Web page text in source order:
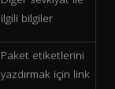
ilgili bilgiler
Paket etiketlerini
yazdırmak için link